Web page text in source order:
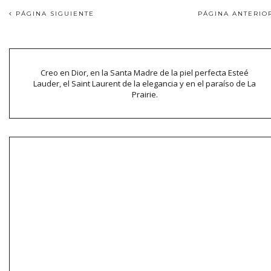
PÁGINA SIGUIENTE PÁGINA
Creo en Dior, en la Santa Madre de la piel perfecta Esteé
Lauder, el Saint Laurent de la elegancia y en el paraíso de La
Prairie.